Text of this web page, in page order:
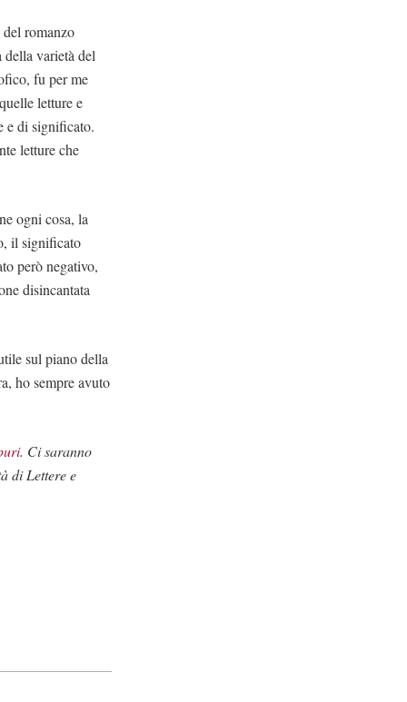
romanzo
della varietà del
fu per me
letture e
e di significato.
letture che
ogni cosa, la
il significato
però negativo,
disincantata
sul piano della
ho sempre avuto
. Ci saranno
di Lettere e